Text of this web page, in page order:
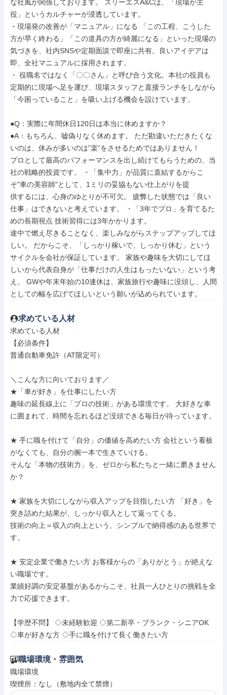
な社風が関係しております。 スリーエスA&Cは、「現場が主
役」というカルチャーが浸透しています。
・現場発の改善が「マニュアル」になる 「この工程、こうした
方が早く終わる」「この道具の方が綺麗になる」といった現場の
気づきを、社内SNSや定期面談で即座に共有。良いアイデアは
即、全社マニュアルに採用されます。
・ 役職名ではなく「〇〇さん」と呼び合う文化。本社の役員も
定期的に現場へ足を運び、現場スタッフと直接ランチをしながら
「今困っていること」を吸い上げる機会を設けています。
●Q：実際に年間休日120日は本当に休めますか？
●A：もちろん、嘘偽りなく休めます。 ただ勘違いただきたくな
いのは、休みが多いのは”楽”をさせるためではありません！
プロとして最高のパフォーマンスを出し続けてもらうための、当
社の戦略的投資です。 ・「集中力」が品質に直結するからこ
そ"車の美容師"として、1ミリの妥協もない仕上がりを提
供するには、心身のゆとりが不可欠。 疲弊した状態では「良い
仕事」はできないと考えています。 ・「3年でプロ」を育てるた
めの長期視点 技術習得には3年かかります。
途中で燃え尽きることなく、楽しみながらステップアップしてほ
しい。 だからこそ、「しっかり稼いで、しっかり休む」という
サイクルを会社が保証しています。 家族や趣味を大切にしてほ
しいから代表自身が「仕事だけの人生はもったいない」という考
え。 GWや年末年始の10連休は、家族旅行や趣味に没頭し、人間
としての幅を広げてほしいという願いが込められています。
求めている人材
求めている人材
【必須条件】
普通自動車免許（AT限定可）
＼こんな方に向いております／
★「車が好き」を仕事にしたい方
趣味の延長線上に「プロの技術」がある環境です。 大好きな車
に囲まれて、時間を忘れるほど没頭できる毎日が待っています。
★ 手に職を付けて「自分」の価値を高めたい方 会社という看板
がなくても、自分の腕一本で生きていける。
そんな「本物の技術力」を、ゼロから私たちと一緒に磨きません
か？
★ 家族を大切にしながら収入アップを目指したい方 「好き」を
突き詰めた結果が、しっかり収入として返ってくる。
技術の向上＝収入の向上という、シンプルで納得感のある世界で
す。
★ 安定企業で働きたい方 お客様からの「ありがとう」が絶えな
い職場です。
業績好調の安定基盤があるからこそ、社員一人ひとりの挑戦を全
力で応援できます。
【学歴不問】 ◇未経験歓迎 ◇第二新卒・ブランク・シニアOK
◇車が好きな方 ◇手に職を付けて長く働きたい方
職場環境・雰囲気
職場環境
喫煙所：なし（敷地内全て禁煙）